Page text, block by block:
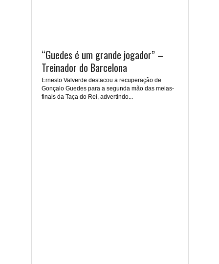
“Guedes é um grande jogador” –
Treinador do Barcelona
Ernesto Valverde destacou a recuperação de
Gonçalo Guedes para a segunda mão das meias-
finais da Taça do Rei, advertindo...